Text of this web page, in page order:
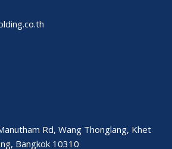
Rd, Wang Thonglang, Khet
Bangkok 10310